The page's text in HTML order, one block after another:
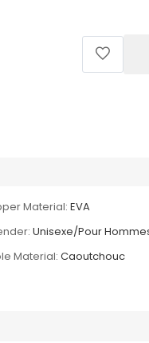
Material: EVA
Unisexe/Pour
Material: Caoutchouc